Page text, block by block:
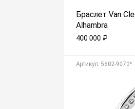
Браслет Van
Alhambra
400 000 ₽
Aртикул: 5602-9070*